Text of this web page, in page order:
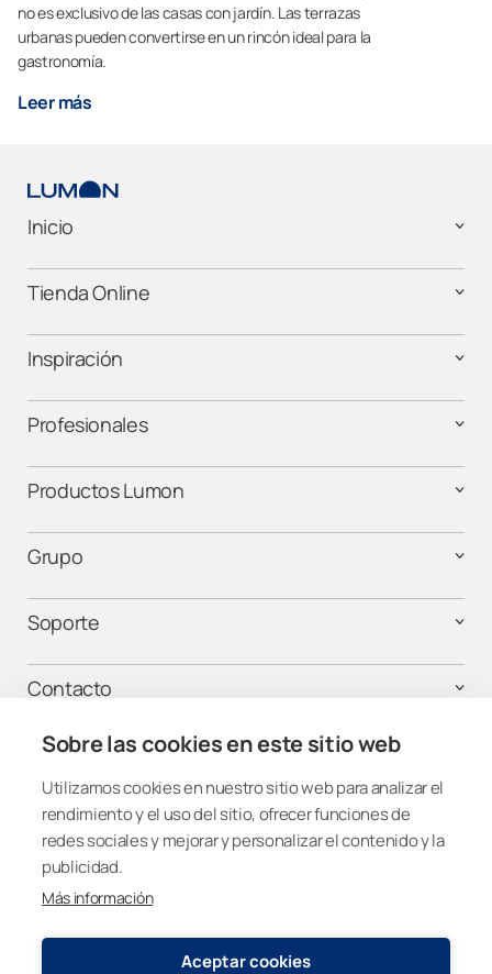
Sobre las cookies en este sitio web
Utilizamos cookies en nuestro sitio web para analizar el
rendimiento y el uso del sitio, ofrecer funciones de
redes sociales y mejorar y personalizar el contenido y la
publicidad.
Más información
Aceptar cookies
no es exclusivo de las casas con jardín. Las terrazas
urbanas pueden convertirse en un rincón ideal para la
gastronomía.
Leer más
Inicio
Tienda Online
Inspiración
Profesionales
Productos Lumon
Grupo
Soporte
Contacto
¡Mantente conectado!
Spain